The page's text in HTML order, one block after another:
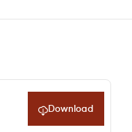
Download